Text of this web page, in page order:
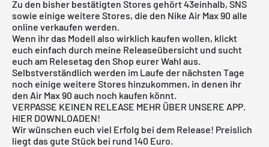
Zu den bisher bestätigten Stores gehört 43einhalb, SNS
sowie einige weitere Stores, die den Nike Air Max 90 alle
online verkaufen werden.
Wenn ihr das Modell also wirklich kaufen wollen, klickt
euch einfach durch meine Releaseübersicht und sucht
euch am Relesetag den Shop eurer Wahl aus.
Selbstverständlich werden im Laufe der nächsten Tage
noch einige weitere Stores hinzukommen, in denen ihr
den Air Max 90 auch noch kaufen könnt.
VERPASSE KEINEN RELEASE MEHR ÜBER UNSERE APP.
HIER DOWNLOADEN!
Wir wünschen euch viel Erfolg bei dem Release! Preislich
liegt das gute Stück bei rund 140 Euro.